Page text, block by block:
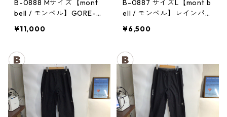
B-0888 Mサイズ【mont
bell / モンベル】GORE-T
パンツ：メンズBK
¥11,000
B-0887 サイズL【mont b
ell / モンベル】レインパン
ィース
¥6,500